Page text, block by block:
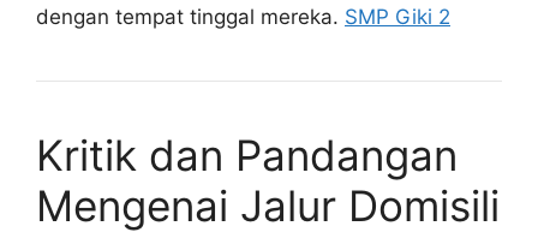
dengan tempat tinggal mereka. SMP Giki 2
Kritik dan Pandangan
Mengenai Jalur Domisili